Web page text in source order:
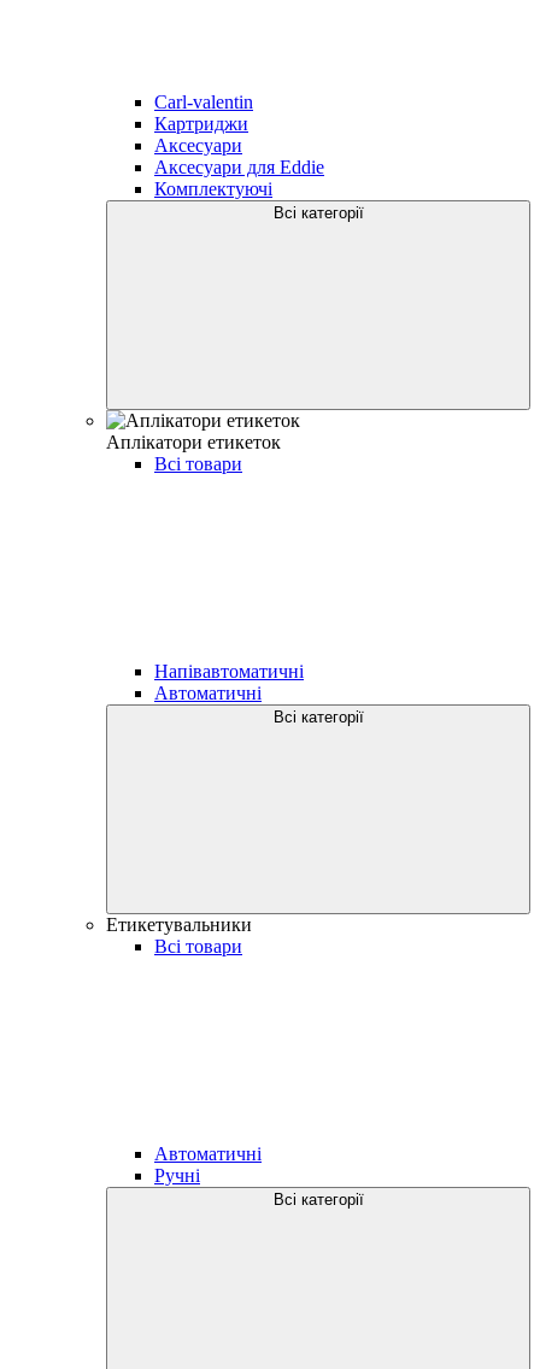
Carl-valentin
Картриджи
Аксесуари
Аксесуари для Eddie
Комплектуючі
Всі категорії
Аплікатори етикеток
Всі товари
Напівавтоматичні
Автоматичні
Всі категорії
Етикетувальники
Всі товари
Автоматичні
Ручні
Всі категорії